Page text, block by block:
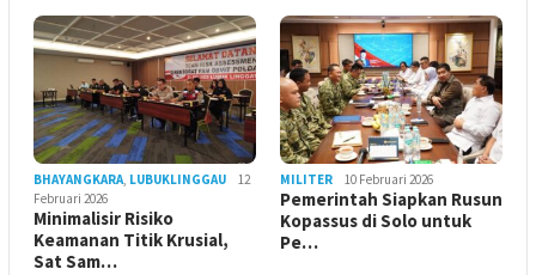
BHAYANGKARA LUBUKLINGGAU
12
Februari 2026
Minimalisir Risiko
Keamanan Titik Krusial,
Sat Sam…
MILITER 10 Februari 2026
Pemerintah Siapkan Rusun
Kopassus di Solo untuk
Pe…